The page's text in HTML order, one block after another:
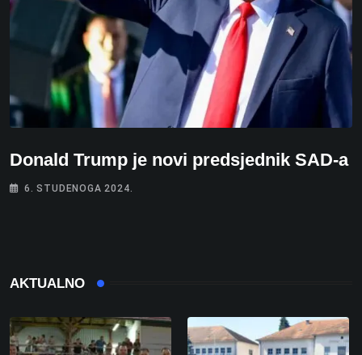
Donald Trump je novi predsjednik SAD-a
6. STUDENOGA 2024.
AKTUALNO